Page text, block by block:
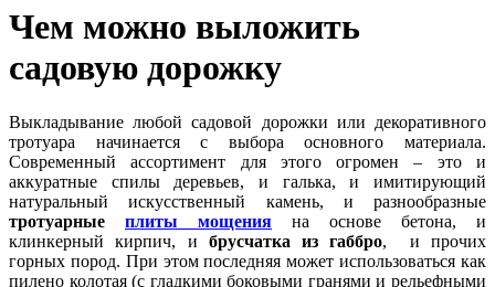
Чем можно выложить
садовую дорожку
Выкладывание любой садовой дорожки или декоративного
тротуара начинается с выбора основного материала.
Современный ассортимент для этого огромен – это и
аккуратные спилы деревьев, и галька, и имитирующий
натуральный искусственный камень, и разнообразные
тротуарные плиты мощения на основе бетона, и
клинкерный кирпич, и брусчатка из габбро, и прочих
горных пород. При этом последняя может использоваться как
пилено колотая (с гладкими боковыми гранями и рельефными